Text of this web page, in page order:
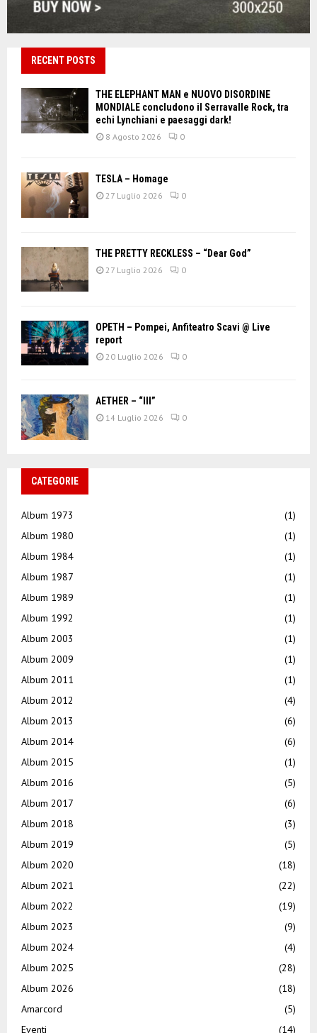
RECENT POSTS
THE ELEPHANT MAN e NUOVO DISORDINE
MONDIALE concludono il Serravalle Rock, tra
echi Lynchiani e paesaggi dark!
8 Agosto 2026 0
TESLA – Homage
27 Luglio 2026 0
THE PRETTY RECKLESS – “Dear God”
27 Luglio 2026 0
OPETH – Pompei, Anfiteatro Scavi @ Live
report
20 Luglio 2026 0
AETHER – “III”
14 Luglio 2026 0
CATEGORIE
Album 1973
(1)
Album 1980
(1)
Album 1984
(1)
Album 1987
(1)
Album 1989
(1)
Album 1992
(1)
Album 2003
(1)
Album 2009
(1)
Album 2011
(1)
Album 2012
(4)
Album 2013
(6)
Album 2014
(6)
Album 2015
(1)
Album 2016
(5)
Album 2017
(6)
Album 2018
(3)
Album 2019
(5)
Album 2020
(18)
Album 2021
(22)
Album 2022
(19)
Album 2023
(9)
Album 2024
(4)
Album 2025
(28)
Album 2026
(18)
Amarcord
(5)
Eventi
(14)